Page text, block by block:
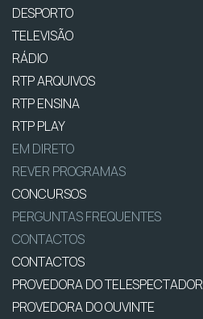
DESPORTO
TELEVISÃO
RÁDIO
RTP ARQUIVOS
RTP ENSINA
RTP PLAY
EM DIRETO
REVER PROGRAMAS
CONCURSOS
PERGUNTAS FREQUENTES
CONTACTOS
CONTACTOS
PROVEDORA DO TELESPECTADOR
PROVEDORA DO OUVINTE